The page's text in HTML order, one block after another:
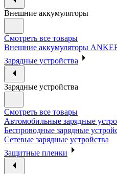
Внешние аккумуляторы
Смотреть все товары
Внешние аккумуляторы
Зарядные устройства
Зарядные устройства
Смотреть все товары
Автомобильные зарядные
Беспроводные зарядные
Сетевые зарядные устройства
Защитные пленки